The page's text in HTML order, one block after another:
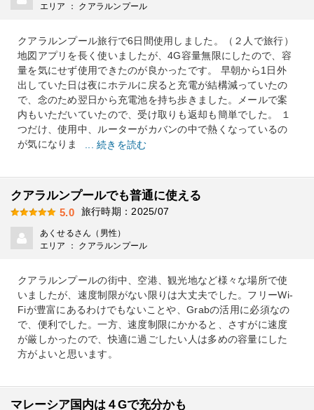
エリア ： クアラルンプール
クアラルンプール旅行で6日間使用しました。（２人で旅行）
地図アプリを長く使いましたが、4G容量無限にしたので、容
量を気にせず使用できたのが良かったです。 早朝から1日外
出していた日は夜にホテルに戻ると充電が結構減っていたの
で、念のため翌日から充電池を持ち歩きました。メールで案
内もいただいていたので、受け取りも返却も簡単でした。 １
つだけ、使用中、ルーターがカバンの中で熱くなっているの
が気になりま
... 続きを読む
クアラルンプールでも普通に使える
5.0 旅行時期：2025/07
あくせるさん（男性）
エリア ： クアラルンプール
クアラルンプールの街中、空港、観光地など様々な場所で使
いましたが、速度制限がない限りは大丈夫でした。フリーWi-
Fiが豊富にあるわけでもないことや、Grabの活用に必須なの
で、便利でした。一方、速度制限にかかると、さすがに速度
が厳しかったので、快適に過ごしたい人は多めの容量にした
方がよいと思います。
マレーシア国内は４Gで充分かも